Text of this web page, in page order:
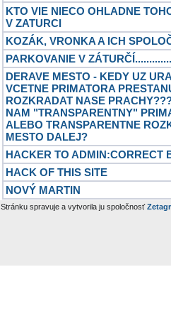
KTO VIE NIECO OHLADNE
V ZATURCI
KOZÁK, VRONKA A ICH
PARKOVANIE V
DERAVE MESTO - KEDY UZ
VCETNE PRIMATORA
ROZKRADAT NASE
NAM "TRANSPARENTNY"
ALEBO TRANSPARENTNE
MESTO DALEJ?
HACKER TO ADMIN:CORRECT
HACK OF THIS SITE
NOVÝ MARTIN
Stránku spravuje a vytvorila ju spoločnosť